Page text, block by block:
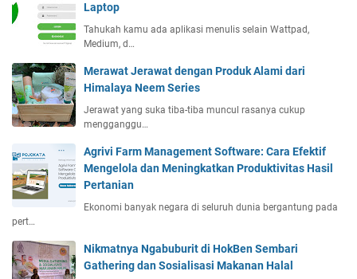
Laptop
Tahukah kamu ada aplikasi menulis selain Wattpad,
Medium, d…
Merawat Jerawat dengan Produk Alami dari
Himalaya Neem Series
Jerawat yang suka tiba-tiba muncul rasanya cukup
mengganggu…
Agrivi Farm Management Software: Cara Efektif
Mengelola dan Meningkatkan Produktivitas Hasil
Pertanian
Ekonomi banyak negara di seluruh dunia bergantung pada
pert…
Nikmatnya Ngabuburit di HokBen Sembari
Gathering dan Sosialisasi Makanan Halal